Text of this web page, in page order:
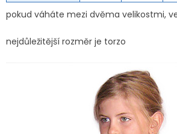
pokud váháte mezi dvěma velikostmi,
nejdůležitější rozměr je torzo